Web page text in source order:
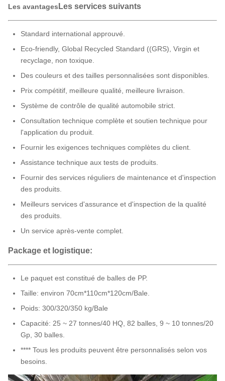
Les avantages Les services suivants
Standard international approuvé.
Eco-friendly, Global Recycled Standard ((GRS), Virgin et
recyclage, non toxique.
Des couleurs et des tailles personnalisées sont disponibles.
Prix compétitif, meilleure qualité, meilleure livraison.
Système de contrôle de qualité automobile strict.
Consultation technique complète et soutien technique pour
l'application du produit.
Fournir les exigences techniques complètes du client.
Assistance technique aux tests de produits.
Fournir des services réguliers de maintenance et d'inspection
des produits.
Meilleurs services d'assurance et d'inspection de la qualité
des produits.
Un service après-vente complet.
Package et logistique:
Le paquet est constitué de balles de PP.
Taille: environ 70cm*110cm*120cm/Bale.
Poids: 300/320/350 kg/Bale
Capacité: 25 ~ 27 tonnes/40 HQ, 82 balles, 9 ~ 10 tonnes/20
Gp, 30 balles.
**** Tous les produits peuvent être personnalisés selon vos
besoins.